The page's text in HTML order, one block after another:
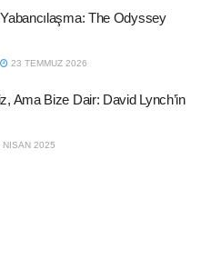
The Odyssey
23 TEMMUZ 2026
Ama Bize Dair: David Lynch’in
NISAN 2025